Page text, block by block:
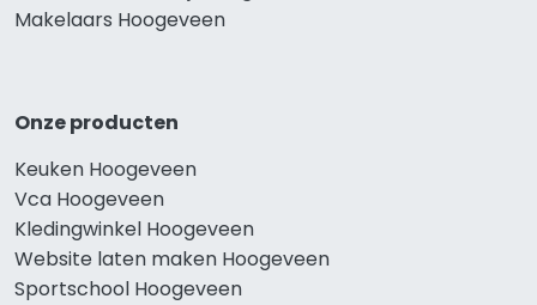
Makelaars Hoogeveen
Onze producten
Keuken Hoogeveen
Vca Hoogeveen
Kledingwinkel Hoogeveen
Website laten maken Hoogeveen
Sportschool Hoogeveen